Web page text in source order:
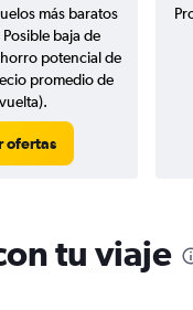
más baratos
baja de
potencial de
promedio de
ofertas
tu viaje